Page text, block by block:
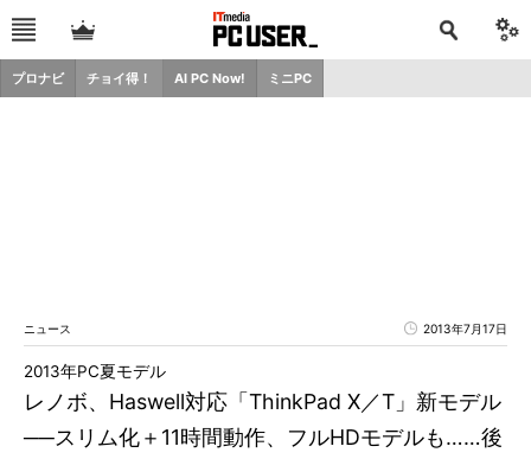
プロナビ チョイ得！ AI PC Now! ミニPC
ニュース 2013年7月17日
レノボ、Haswell対応「ThinkPad X／T」新モデル
──スリム化＋11時間動作、フルHDモデルも……後
2013年PC夏モデル